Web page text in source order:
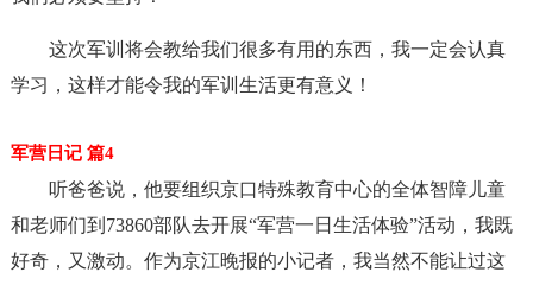
这次军训将会教给我们很多有用的东西，我一定会认真
学习，这样才能令我的军训生活更有意义！
军营日记 篇4
听爸爸说，他要组织京口特殊教育中心的全体智障儿童
和老师们到73860部队去开展“军营一日生活体验”活动，我既
好奇，又激动。作为京江晚报的小记者，我当然不能让过这